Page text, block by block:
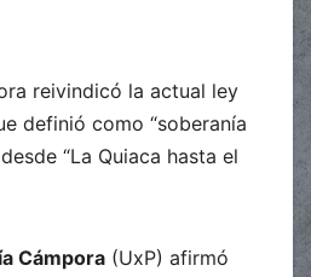
reivindicó la actual ley
definió como “soberanía
“La Quiaca hasta el
Cámpora (UxP) afirmó